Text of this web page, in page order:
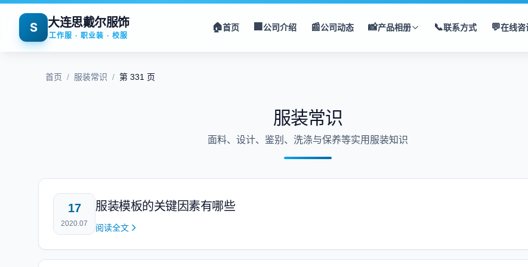
S 大连思戴尔服饰
工作服 · 职业装 · 校服
🏠首页 🏢公司介绍 📰公司动态 📸产品相册 📞联系方式 💬在线咨
首页 / 服装常识 / 第 331 页
服装常识
面料、设计、鉴别、洗涤与保养等实用服装知识
17
2020.07
服装模板的关键因素有哪些
阅读全文